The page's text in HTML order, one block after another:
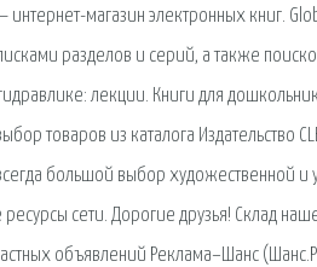
магазин электронных книг.
разделов и серий, а также
лекции. Книги для
товаров из каталога Издательство
большой выбор художественной и
сети. Дорогие друзья! Склад
объявлений Реклама–Шанс